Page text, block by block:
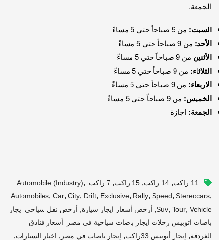
الجمعة.
السبت: من 9 صباحاً حتي 5 مساءً
الأحد: من 9 صباحاً حتي 5 مساءً
الأثنين من 9 صباحاً حتي 5 مساءً
الثلاثاء: من 9 صباحاً حتي 5 مساءً
الاربعاء: من 9 صباحاً حتي 5 مساءً
الخميس: من 9 صباحاً حتي 5 مساءً
الجمعة: اجازة
11 راكب , 14 راكب , 15 راكب , 7 راكب ,
Automobile (industry),
Automobiles, Car, City, Drift, Exclusive, Rally, Speed, Stereocars,
Suv, Tour, Vehicle
, أرخص أسعار ايجار سيارة, أرخص نقل سياحي ايجار
باصات اتوبيس رحلات ايجار باصات سياحية فى مصر , أسعار فنادق
الغردقة, إيجار أتوبيس 33راكب , إيجار باصات في مصر , اخبار السيارات,